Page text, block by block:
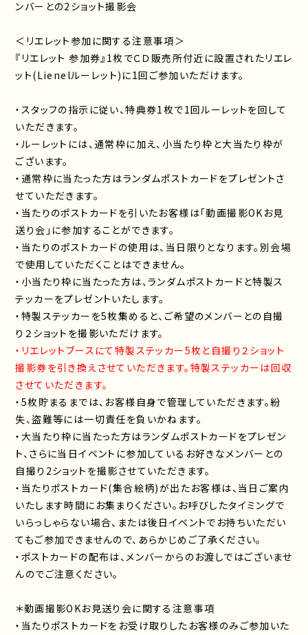
ンバーとの2ショット撮影会
＜リエレット参加に関する注意事項＞
『リエレット 参加券』1枚でＣＤ販売所付近に設置されたリエレ
ット(Lienelルーレット)に1回ご参加いただけます。
・スタッフの指示に従い、特典券1枚で1回ルーレットを回して
いただきます。
・ルーレットには、通常枠に加え、小当たり枠と大当たり枠が
ございます。
・通常枠に当たった方はランダムポストカードをプレゼントさ
せていただきます。
・当たりのポストカードを引いたお客様は「動画撮影OKお見
送り会」に参加することができます。
・当たりのポストカードの使用は、当日限りとなります。別会場
で使用していただくことはできません。
・小当たり枠に当たった方は、ランダムポストカードと特製ス
テッカーをプレゼントいたします。
・特製ステッカーを5枚集めると、ご希望のメンバーとの自撮
り２ショットを撮影いただけます。
・リエレットブースにて特製ステッカー5枚と自撮り２ショット
撮影券を引き換えさせていただきます。特製ステッカーは回収
させていただきます。
・5枚貯まるまでは、お客様自身で管理していただきます。紛
失、盗難等には一切責任を負いかねます。
・大当たり枠に当たった方はランダムポストカードをプレゼン
ト、さらに当日イベントに参加しているお好きなメンバーとの
自撮り2ショットを撮影させていただきます。
・当たりポストカード(集合絵柄)が出たお客様は、当日ご案内
いたします時間にお集まりください。お呼びしたタイミングで
いらっしゃらない場合、または後日イベントでお持ちいただい
てもご参加できませんので、あらかじめご了承ください。
・ポストカードの配布は、メンバーからのお渡しではございませ
んのでご注意ください。
＊動画撮影OKお見送り会に関する注意事項
・当たりポストカードをお受け取りしたお客様のみご参加いた